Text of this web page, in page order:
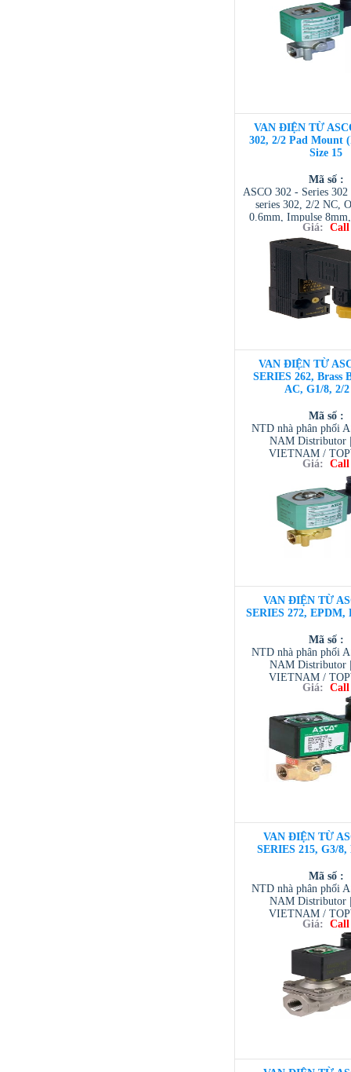
VAN ĐIỆN TỪ
302, 2/2 Pad Mount
Size 15
Mã số :
ASCO 302 - Series
series 302, 2/2 NC,
0.6mm, Impulse
NTD ASCO VIET
| ASCO VIETNAM /
VIETNAM /
/ TESCOM
Giá: Call
VAN ĐIỆN TỪ
SERIES 262, Brass
AC, G1/8, 2/
Mã số :
NTD nhà phân phối
NAM Distributor
VIETNAM /
VIETNAM /
/ TESCOM
Giá: Call
VAN ĐIỆN TỪ
SERIES 272, EPDM,
Mã số :
NTD nhà phân phối
NAM Distributor
VIETNAM /
VIETNAM /
/ TESCOM
Giá: Call
VAN ĐIỆN TỪ
SERIES 215, G3/8,
Mã số :
NTD nhà phân phối
NAM Distributor
VIETNAM /
VIETNAM /
/ TESCOM
Giá: Call